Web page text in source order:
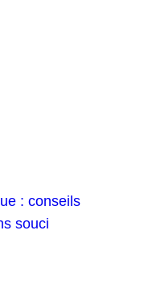
: conseils
souci